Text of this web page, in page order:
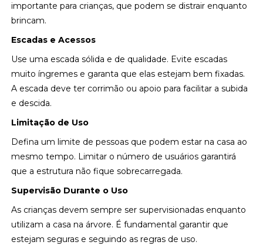
importante para crianças, que podem se distrair enquanto
brincam.
Escadas e Acessos
Use uma escada sólida e de qualidade. Evite escadas
muito íngremes e garanta que elas estejam bem fixadas.
A escada deve ter corrimão ou apoio para facilitar a subida
e descida.
Limitação de Uso
Defina um limite de pessoas que podem estar na casa ao
mesmo tempo. Limitar o número de usuários garantirá
que a estrutura não fique sobrecarregada.
Supervisão Durante o Uso
As crianças devem sempre ser supervisionadas enquanto
utilizam a casa na árvore. É fundamental garantir que
estejam seguras e seguindo as regras de uso.